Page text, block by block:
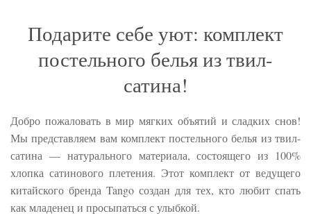
Подарите себе уют: комплект
постельного белья из твил-
сатина!
Добро пожаловать в мир мягких объятий и сладких снов!
Мы представляем вам комплект постельного белья из твил-
сатина — натурального материала, состоящего из 100%
хлопка сатинового плетения. Этот комплект от ведущего
китайского бренда Tango создан для тех, кто любит спать
как младенец и просыпаться с улыбкой.